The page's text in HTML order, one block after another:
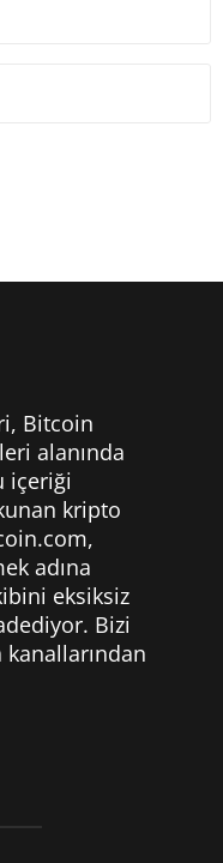
Bitcoin
alanında
içeriği
kripto
adına
eksiksiz
Bizi
kanallarından